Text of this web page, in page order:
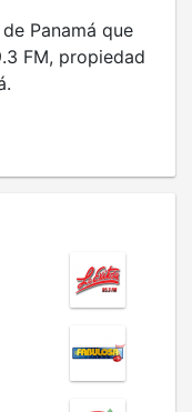
Panamá que
FM, propiedad